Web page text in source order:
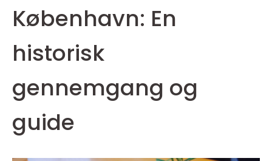
København: En
historisk
gennemgang og
guide